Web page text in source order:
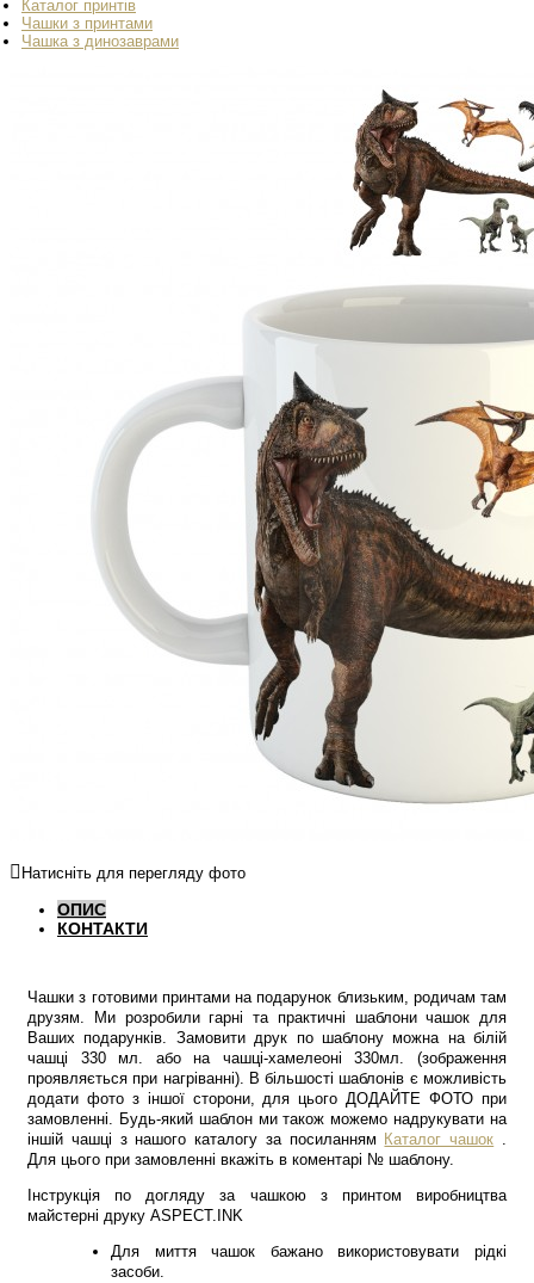
Каталог принтів
Чашки з принтами
Чашка з динозаврами
Натисніть для перегляду фото
ОПИС
КОНТАКТИ
Чашки з готовими принтами на подарунок близьким, родичам там
друзям. Ми розробили гарні та практичні шаблони чашок для
Ваших подарунків. Замовити друк по шаблону можна на білій
чашці 330 мл. або на чашці-хамелеоні 330мл. (зображення
проявляється при нагріванні). В більшості шаблонів є можливість
додати фото з іншої сторони, для цього ДОДАЙТЕ ФОТО при
замовленні. Будь-який шаблон ми також можемо надрукувати на
іншій чашці з нашого каталогу за посиланням Каталог чашок .
Для цього при замовленні вкажіть в коментарі № шаблону.
Інструкція по догляду за чашкою з принтом виробництва
майстерні друку ASPECT.INK
Для миття чашок бажано використовувати рідкі
засоби.